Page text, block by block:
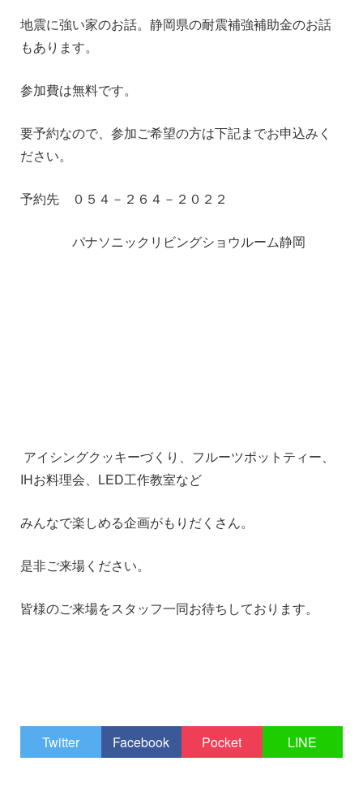
地震に強い家のお話。静岡県の耐震補強補助金のお話
もあります。
参加費は無料です。
要予約なので、参加ご希望の方は下記までお申込みく
ださい。
予約先 ０５４－２６４－２０２２
パナソニックリビングショウルーム静岡
アイシングクッキーづくり、フルーツポットティー、
IHお料理会、LED工作教室など
みんなで楽しめる企画がもりだくさん。
是非ご来場ください。
皆様のご来場をスタッフ一同お待ちしております。
Twitter Facebook Pocket LINE